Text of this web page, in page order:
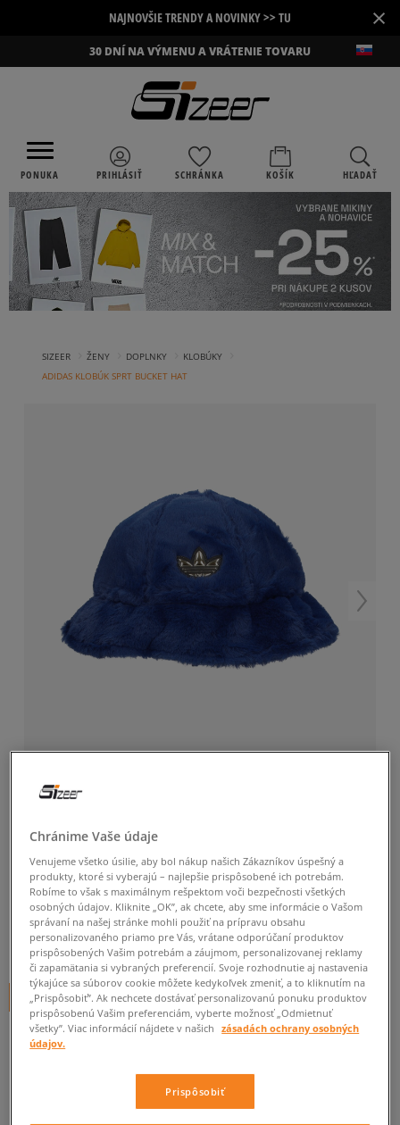
NAJNOVŠIE TRENDY A NOVINKY >> TU ×
30 DNÍ NA VÝMENU A VRÁTENIE TOVARU
PONUKA PRIHLÁSIŤ SCHRÁNKA KOŠÍK HĽADAŤ
SIZEER ŽENY DOPLNKY KLOBÚKY
ADIDAS KLOBÚK SPRT BUCKET HAT
ADIDAS KLOBÚK SPRT BUCKET
HAT
unisex, klobúky
0.0( 0)
30€ cena s DPH
+ 30 BODOV V SIZEERCLUBE
Informujte ma o dostupnosti
Ak bude položka opäť dostupná, dostanete od nás oznámenie.
Chránime Vaše údaje
Venujeme všetko úsilie, aby bol nákup našich Zákazníkov úspešný a
produkty, ktoré si vyberajú – najlepšie prispôsobené ich potrebám.
Robíme to však s maximálnym rešpektom voči bezpečnosti všetkých
osobných údajov. Kliknite „OK”, ak chcete, aby sme informácie o Vašom
správaní na našej stránke mohli použiť na prípravu obsahu
personalizovaného priamo pre Vás, vrátane odporúčaní produktov
prispôsobených Vašim potrebám a záujmom, personalizovanej reklamy
či zapamätania si vybraných preferencií. Svoje rozhodnutie aj nastavenia
týkajúce sa súborov cookie môžete kedykoľvek zmeniť, a to kliknutím na
„Prispôsobiť”. Ak nechcete dostávať personalizovanú ponuku produktov
prispôsobenú Vašim preferenciám, vyberte možnosť „Odmietnuť
všetky”. Viac informácií nájdete v našich
zásadách ochrany osobných
údajov.
Prispôsobiť